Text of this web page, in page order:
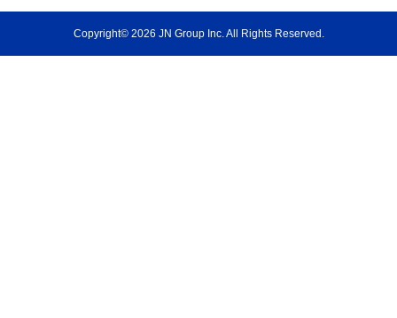
Copyright© 2026 JN Group Inc. All Rights Reserved.